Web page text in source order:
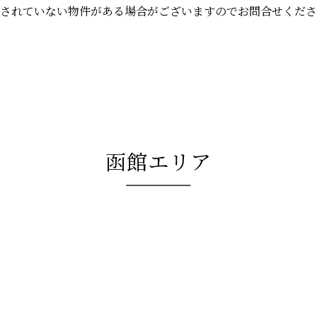
れていない物件がある場合がございますのでお問合せくだ
函館エリア